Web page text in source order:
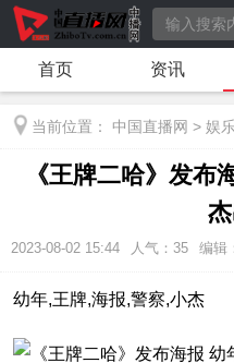
首页 资讯
当前位置： 中国直播网 > 娱乐
《王牌二哈》发布
2023-08-02 15:44 人气： 35 编辑
幼年,王牌,海报,警察,小杰